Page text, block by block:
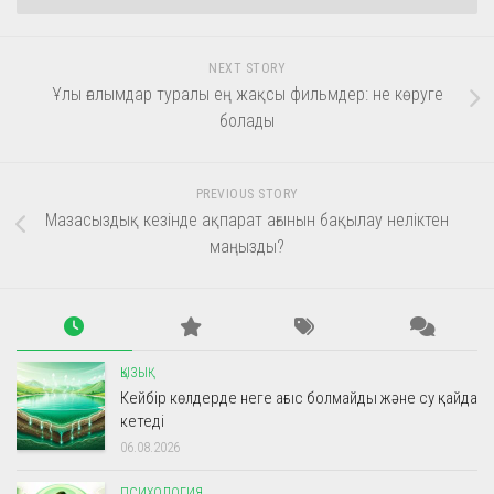
NEXT STORY
Ұлы ғалымдар туралы ең жақсы фильмдер: не көруге
болады
PREVIOUS STORY
Мазасыздық кезінде ақпарат ағынын бақылау неліктен
маңызды?
ҚЫЗЫҚ
Кейбір көлдерде неге ағыс болмайды және су қайда
кетеді
06.08.2026